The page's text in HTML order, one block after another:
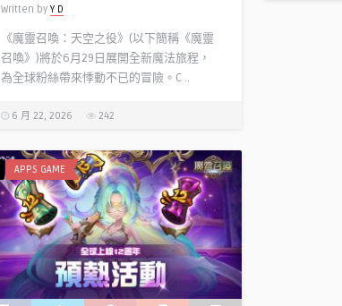
Written by Y D
《魔靈召喚：天空之役》(以下簡稱《魔靈
召喚》)將於6月29日展開全新魔法旅程，
為全球粉絲帶來悸動不已的冒險。C ..
6 月 22, 2026 242
APPS GAME